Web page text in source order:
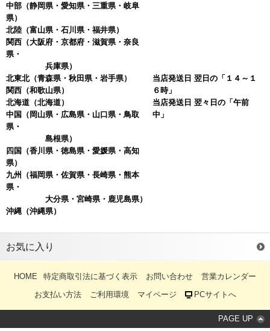
中部 （静岡県・愛知県・三重県・岐阜
県）
北陸 （富山県・石川県・福井県）
関西 （大阪府・京都府・滋賀県・奈良
県・
兵庫県）
北東北（青森県・秋田県・岩手県）
関西 （和歌山県）
当店発送日 翌日の「１４～１
６時」
北海道 （北海道）
中国 （岡山県・広島県・山口県・鳥取
県・
島根県）
四国 （香川県・徳島県・愛媛県・高知
県）
九州（福岡県・佐賀県・長崎県・熊本
県・
大分県・宮崎県・鹿児島県）
沖縄 （沖縄県）
当店発送日 翌々日の「午前
中」
お気に入り
HOME 特定商取引法に基づく表示 お問い合わせ
営業カレンダー
お支払い方法
ご利用環境 マイページ PCサイトへ
PAGE UP